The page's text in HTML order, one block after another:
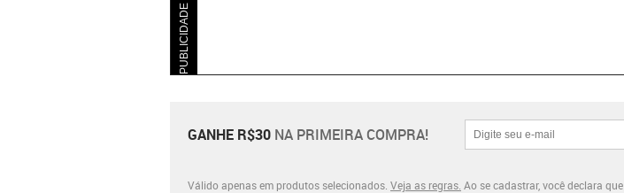
PUBLICIDADE
GANHE R$30 NA PRIMEIRA COMPRA!
Válido apenas em produtos selecionados. Veja as regras. Ao se cadastrar, você declara